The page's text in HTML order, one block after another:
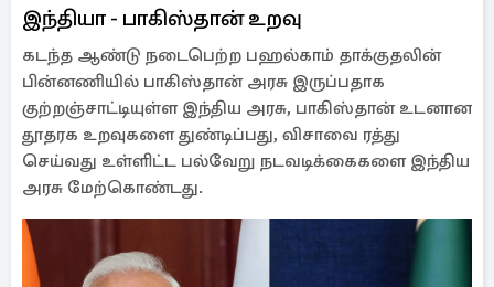
இந்தியா - பாகிஸ்தான் உறவு
கடந்த ஆண்டு நடைபெற்ற பஹல்காம் தாக்குதலின்
பின்னணியில் பாகிஸ்தான் அரசு இருப்பதாக
குற்றஞ்சாட்டியுள்ள இந்திய அரசு, பாகிஸ்தான் உடனான
தூதரக உறவுகளை துண்டிப்பது, விசாவை ரத்து
செய்வது உள்ளிட்ட பல்வேறு நடவடிக்கைகளை இந்திய
அரசு மேற்கொண்டது.